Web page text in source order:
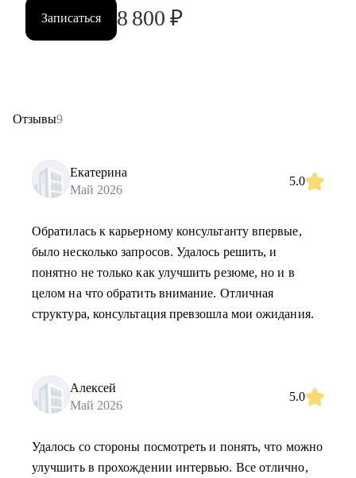
Записаться 8 800 ₽
Отзывы9
Екатерина
Май 2026
5.0
Обратилась к карьерному консультанту впервые,
было несколько запросов. Удалось решить, и
понятно не только как улучшить резюме, но и в
целом на что обратить внимание. Отличная
структура, консультация превзошла мои ожидания.
Алексей
Май 2026
5.0
Удалось со стороны посмотреть и понять, что можно
улучшить в прохождении интервью. Все отлично,